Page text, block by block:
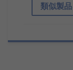
類似製